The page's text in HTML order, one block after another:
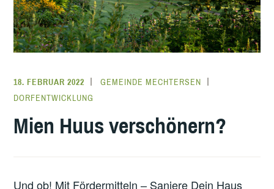
18. FEBRUAR 2022
GEMEINDE MECHTERSEN
DORFENTWICKLUNG
Mien Huus verschönern?
Und ob! Mit Fördermitteln – Saniere Dein Haus